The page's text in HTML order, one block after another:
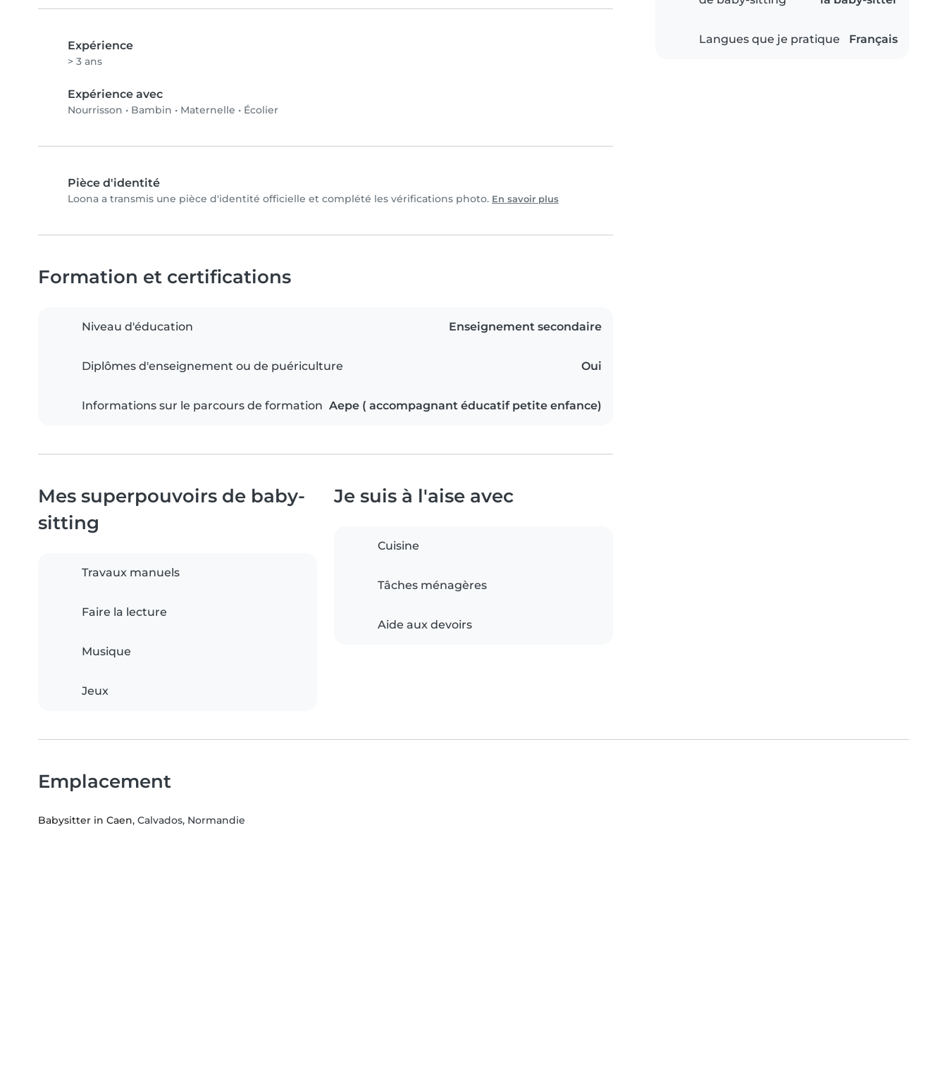
Expérience
> 3 ans
Expérience avec
Nourrisson • Bambin • Maternelle • Écolier
Pièce d'identité
Loona a transmis une pièce d'identité officielle et complété les vérifications photo. En savoir plus
Langues que je pratique Français
Formation et certifications
Niveau d'éducation Enseignement secondaire
Diplômes d'enseignement ou de puériculture Oui
Informations sur le parcours de formation Aepe ( accompagnant éducatif petite enfance)
Mes superpouvoirs de baby-
sitting
Travaux manuels
Faire la lecture
Musique
Jeux
Je suis à l'aise avec
Cuisine
Tâches ménagères
Aide aux devoirs
Emplacement
Babysitter in Caen, Calvados, Normandie